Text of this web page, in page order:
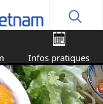
Infos pratiques